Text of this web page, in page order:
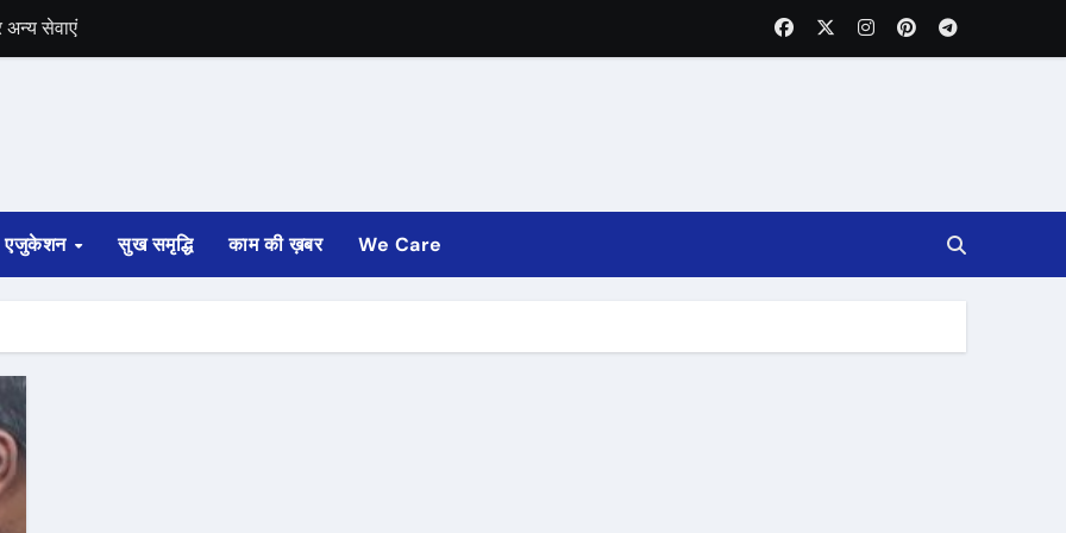
सेवाएं
पटरी से उतरी
रुपए मंजूर किए
एजुकेशन सुख समृद्धि काम की ख़बर We Care